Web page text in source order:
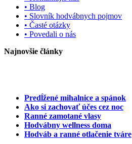
• Blog
• Slovník hodvábnych pojmov
• Časté otázky
• Povedali o nás
Najnovšie články
Predĺžené mihalnice a spánok
Ako si zachovať účes cez noc
Ranné zamotané vlasy
Hodvábny wellness doma
Hodváb a ranné otlačenie tváre